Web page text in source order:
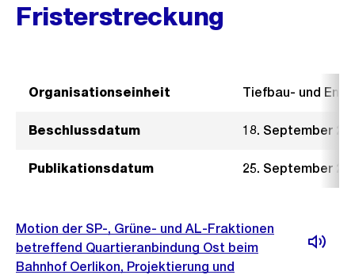
Fristerstreckung
Organisationseinheit Tiefbau- und
Beschlussdatum 18. September
Publikationsdatum 25. September
Motion der SP-, Grüne- und AL-Fraktionen
betreffend Quartieranbindung Ost beim
Bahnhof Oerlikon, Projektierung und